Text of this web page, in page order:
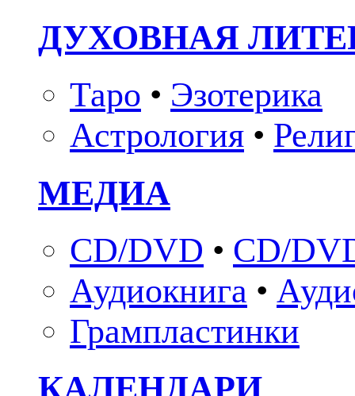
ДУХОВНАЯ
Таро • Эзотерика
Астрология •
МЕДИА
CD/DVD • CD/
Аудиокнига •
Грампластинки